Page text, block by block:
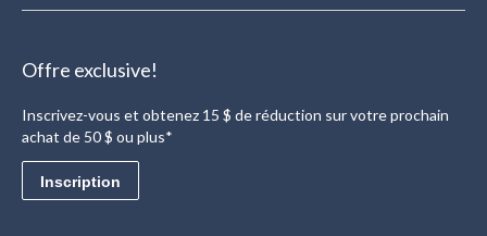
Offre exclusive!
Inscrivez-vous et obtenez 15 $ de réduction sur votre prochain
achat de 50 $ ou plus*
Inscription